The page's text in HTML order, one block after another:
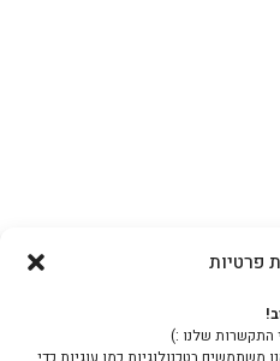
פרטיות
התקשרות שלנו :)